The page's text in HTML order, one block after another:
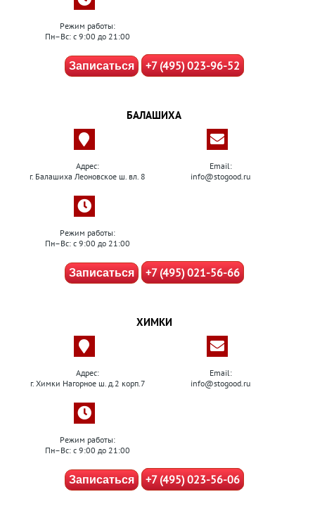
Режим работы:
Пн–Вс: с 9:00 до 21:00
Записаться +7 (495) 023-96-52
БАЛАШИХА
Адрес:
г. Балашиха Леоновское ш. вл. 8
Email:
info@stogood.ru
Режим работы:
Пн–Вс: с 9:00 до 21:00
Записаться +7 (495) 021-56-66
ХИМКИ
Адрес:
г. Химки Нагорное ш. д.2 корп.7
Email:
info@stogood.ru
Режим работы:
Пн–Вс: с 9:00 до 21:00
Записаться +7 (495) 023-56-06